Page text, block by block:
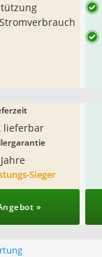
lieferbar
Sieger
»